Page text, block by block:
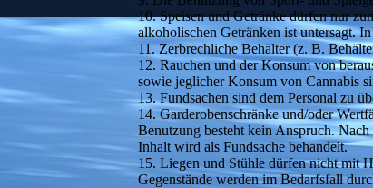
10. Speisen und Getränke dürfen nur
alkoholischen Getränken ist untersagt.
11. Zerbrechliche Behälter (z. B.
12. Rauchen und der Konsum von
sowie jeglicher Konsum von Cannabis
13. Fundsachen sind dem Personal zu
14. Garderobenschränke und/oder
Benutzung besteht kein Anspruch.
Inhalt wird als Fundsache behandelt.
15. Liegen und Stühle dürfen nicht mit
Gegenstände werden im Bedarfsfall